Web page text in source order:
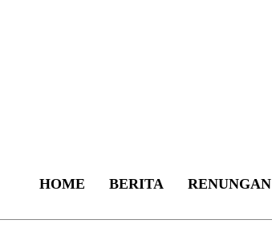
HOME BERITA RENUNGAN